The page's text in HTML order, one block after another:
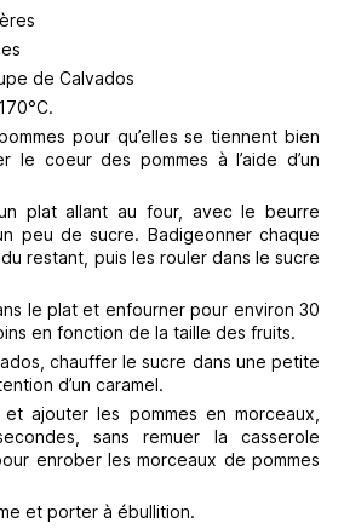
de Calvados
pour qu’elles se tiennent bien
le coeur des pommes à l’aide d’un
plat allant au four, avec le beurre
peu de sucre. Badigeonner chaque
restant, puis les rouler dans le sucre
le plat et enfourner pour environ 30
en fonction de la taille des fruits.
chauffer le sucre dans une petite
d’un caramel.
ajouter les pommes en morceaux,
sans remuer la casserole
enrober les morceaux de pommes
et porter à ébullition.